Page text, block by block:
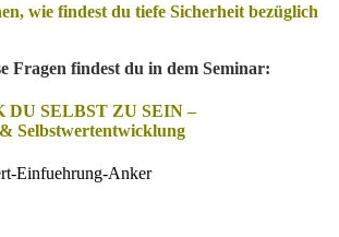
wie findest du tiefe Sicherheit bezüglich
Fragen findest du in dem Seminar:
DU SELBST ZU SEIN –
Selbstwertentwicklung